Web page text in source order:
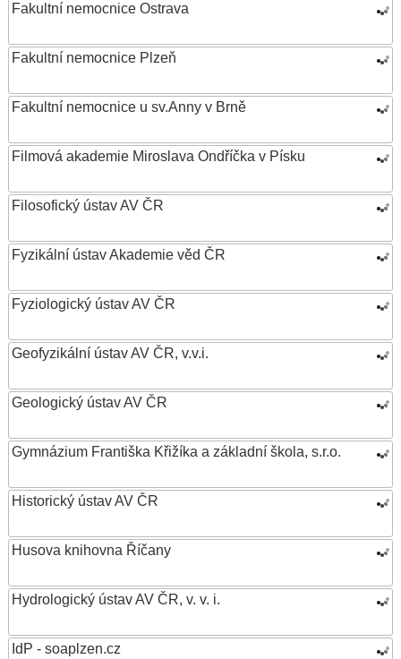
Fakultní nemocnice Ostrava
Fakultní nemocnice Plzeň
Fakultní nemocnice u sv.Anny v Brně
Filmová akademie Miroslava Ondříčka v Písku
Filosofický ústav AV ČR
Fyzikální ústav Akademie věd ČR
Fyziologický ústav AV ČR
Geofyzikální ústav AV ČR, v.v.i.
Geologický ústav AV ČR
Gymnázium Františka Křižíka a základní škola, s.r.o.
Historický ústav AV ČR
Husova knihovna Říčany
Hydrologický ústav AV ČR, v. v. i.
IdP - soaplzen.cz